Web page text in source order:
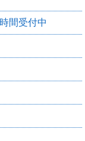
間受付中